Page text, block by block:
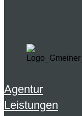
Agentur
Leistungen